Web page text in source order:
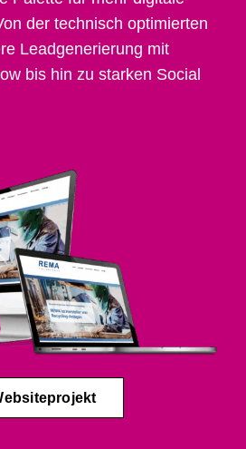
der technisch optimierten
Leadgenerierung mit
bis hin zu starken Social